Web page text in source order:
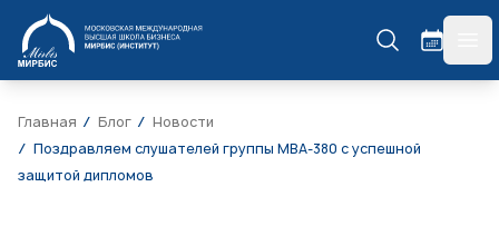
МИРБИС
Главная Блог
Новости
Поздравляем слушателей группы МВА-380 с успешной
защитой дипломов